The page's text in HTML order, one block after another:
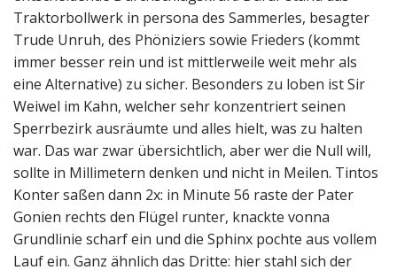
Traktorbollwerk in persona des Sammerles, besagter
Trude Unruh, des Phöniziers sowie Frieders (kommt
immer besser rein und ist mittlerweile weit mehr als
eine Alternative) zu sicher. Besonders zu loben ist Sir
Weiwel im Kahn, welcher sehr konzentriert seinen
Sperrbezirk ausräumte und alles hielt, was zu halten
war. Das war zwar übersichtlich, aber wer die Null will,
sollte in Millimetern denken und nicht in Meilen. Tintos
Konter saßen dann 2x: in Minute 56 raste der Pater
Gonien rechts den Flügel runter, knackte vonna
Grundlinie scharf ein und die Sphinx pochte aus vollem
Lauf ein. Ganz ähnlich das Dritte: hier stahl sich der